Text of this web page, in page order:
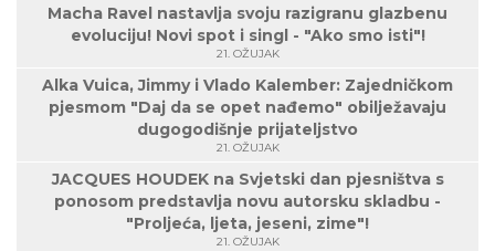
Macha Ravel nastavlja svoju razigranu glazbenu
evoluciju! Novi spot i singl - "Ako smo isti"!
21. OŽUJAK
Alka Vuica, Jimmy i Vlado Kalember: Zajedničkom
pjesmom "Daj da se opet nađemo" obilježavaju
dugogodišnje prijateljstvo
21. OŽUJAK
JACQUES HOUDEK na Svjetski dan pjesništva s
ponosom predstavlja novu autorsku skladbu -
"Proljeća, ljeta, jeseni, zime"!
21. OŽUJAK